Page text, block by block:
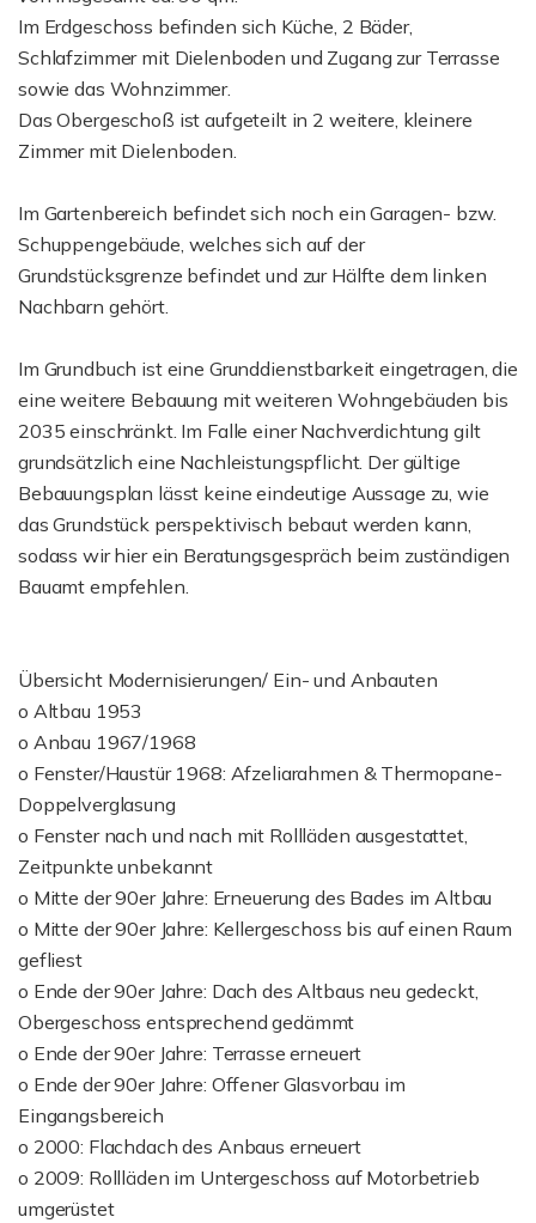
Im Erdgeschoss befinden sich Küche, 2 Bäder,
Schlafzimmer mit Dielenboden und Zugang zur Terrasse
sowie das Wohnzimmer.
Das Obergeschoß ist aufgeteilt in 2 weitere, kleinere
Zimmer mit Dielenboden.
Im Gartenbereich befindet sich noch ein Garagen- bzw.
Schuppengebäude, welches sich auf der
Grundstücksgrenze befindet und zur Hälfte dem linken
Nachbarn gehört.
Im Grundbuch ist eine Grunddienstbarkeit eingetragen, die
eine weitere Bebauung mit weiteren Wohngebäuden bis
2035 einschränkt. Im Falle einer Nachverdichtung gilt
grundsätzlich eine Nachleistungspflicht. Der gültige
Bebauungsplan lässt keine eindeutige Aussage zu, wie
das Grundstück perspektivisch bebaut werden kann,
sodass wir hier ein Beratungsgespräch beim zuständigen
Bauamt empfehlen.
Übersicht Modernisierungen/ Ein- und Anbauten
o Altbau 1953
o Anbau 1967/1968
o Fenster/Haustür 1968: Afzeliarahmen & Thermopane-
Doppelverglasung
o Fenster nach und nach mit Rollläden ausgestattet,
Zeitpunkte unbekannt
o Mitte der 90er Jahre: Erneuerung des Bades im Altbau
o Mitte der 90er Jahre: Kellergeschoss bis auf einen Raum
gefliest
o Ende der 90er Jahre: Dach des Altbaus neu gedeckt,
Obergeschoss entsprechend gedämmt
o Ende der 90er Jahre: Terrasse erneuert
o Ende der 90er Jahre: Offener Glasvorbau im
Eingangsbereich
o 2000: Flachdach des Anbaus erneuert
o 2009: Rollläden im Untergeschoss auf Motorbetrieb
umgerüstet